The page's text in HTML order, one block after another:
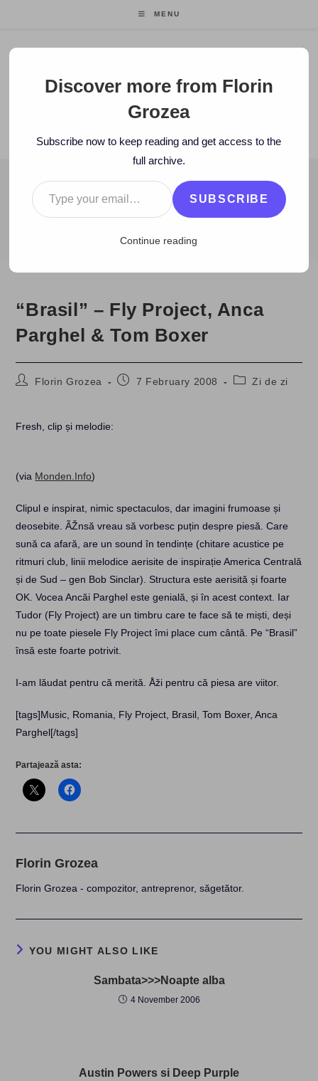
MENU
Florin Grozea
ENTREPRENEUR. FOUNDER/CEO MOCAPP.
BLOG
2008 > February > 7 > Zi de zi “Brasil” – Fly Project, Anca
“Brasil” – Fly Project, Anca
Parghel & Tom Boxer
PostFlorin Grozea
Post7 February 2008
PostZi de zi
Fresh, clip și melodie:
(via Monden.Info)
Clipul e inspirat, nimic spectaculos, dar imagini frumoase și
deosebite. ÃŽnsă vreau să vorbesc puțin despre piesă. Care
sună ca afară, are un sound în tendințe (chitare acustice pe
ritmuri club, linii melodice aerisite de inspirație America Centrală
și de Sud – gen Bob Sinclar). Structura este aerisită și foarte
OK. Vocea Ancăi Parghel este genială, și în acest context. Iar
Tudor (Fly Project) are un timbru care te face să te miști, deși
nu pe toate piesele Fly Project îmi place cum cântă. Pe “Brasil”
însă este foarte potrivit.
I-am lăudat pentru că merită. Åži pentru că piesa are viitor.
[tags]Music, Romania, Fly Project, Brasil, Tom Boxer, Anca
Parghel[/tags]
Partajează asta:
Florin Grozea
Florin Grozea - compozitor, antreprenor, săgetător.
YOU MIGHT ALSO LIKE
Sambata>>>Noapte alba
4 November 2006
Austin Powers si Deep Purple
Discover more from Florin
Grozea
Subscribe now to keep reading and get access to the
full archive.
Type your email…
SUBSCRIBE
Continue reading